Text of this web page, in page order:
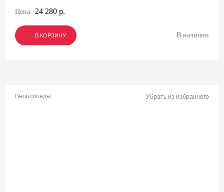
Цена: 24 280 р.
В КОРЗИНУ
В КОРЗИНУ
В КОРЗИНУ В наличии
Велосипеды Убрать из избранного